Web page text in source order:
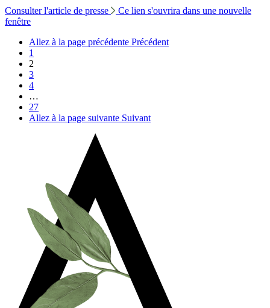
Consulter l'article de presse
Ce lien s'ouvrira dans une nouvelle
fenêtre
Allez à la page précédente Précédent
1
2
3
4
…
27
Allez à la page suivante Suivant